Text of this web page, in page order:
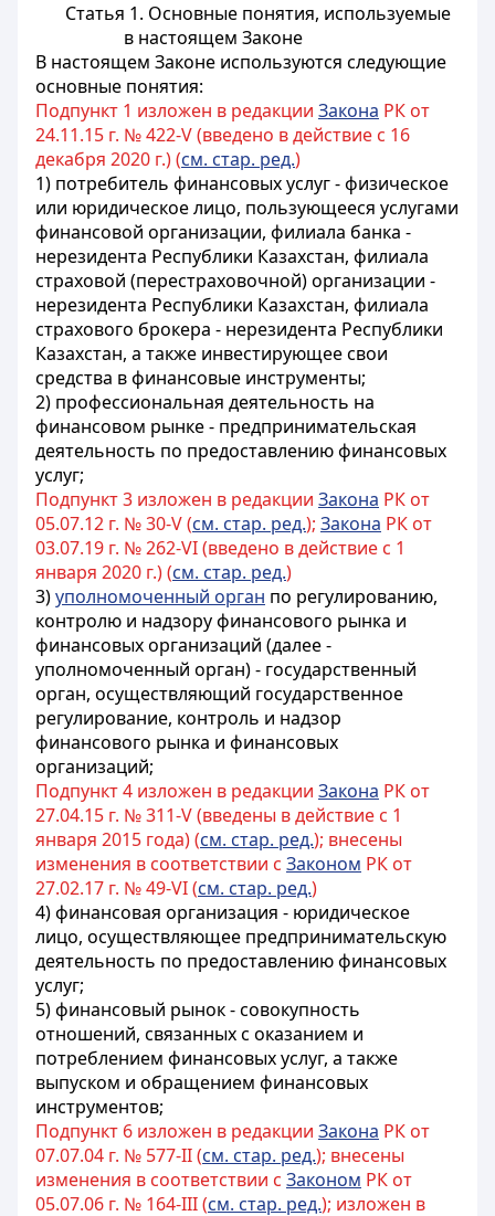
Статья 1. Основные понятия, используемые
в настоящем Законе
В настоящем Законе используются следующие
основные понятия:
Подпункт 1 изложен в редакции Закона РК от
24.11.15 г. № 422-V (введено в действие с 16
декабря 2020 г.) (см. стар. ред.)
1) потребитель финансовых услуг - физическое
или юридическое лицо, пользующееся услугами
финансовой организации, филиала банка -
нерезидента Республики Казахстан, филиала
страховой (перестраховочной) организации -
нерезидента Республики Казахстан, филиала
страхового брокера - нерезидента Республики
Казахстан, а также инвестирующее свои
средства в финансовые инструменты;
2) профессиональная деятельность на
финансовом рынке - предпринимательская
деятельность по предоставлениюфинансовых
услуг;
Подпункт 3 изложен в редакции Закона РК от
05.07.12 г. № 30-V (см. стар. ред.); Закона РК от
03.07.19 г. № 262-VI (введено в действие с 1
января 2020 г.) (см. стар. ред.)
3)уполномоченный орган по регулированию,
контролю и надзору финансового рынка и
финансовых организаций (далее -
уполномоченный орган) - государственный
орган, осуществляющий государственное
регулирование, контроль и надзор
финансового рынка и финансовых
организаций;
Подпункт 4 изложен в редакции Закона РК от
27.04.15 г. № 311-V (введены в действие с 1
января 2015 года) (см. стар. ред.); внесены
изменения в соответствии с Законом РК от
27.02.17 г. № 49-VI (см. стар. ред.)
4) финансовая организация - юридическое
лицо, осуществляющее предпринимательскую
деятельность по предоставлению финансовых
услуг;
5) финансовый рынок - совокупность
отношений, связанных с оказанием и
потреблением финансовых услуг, а также
выпуском и обращением финансовых
инструментов;
Подпункт 6 изложен в редакции Закона РК от
07.07.04 г. № 577-II (см. стар. ред.); внесены
изменения в соответствии с Законом РК от
05.07.06 г. № 164-III (см. стар. ред.); изложен в